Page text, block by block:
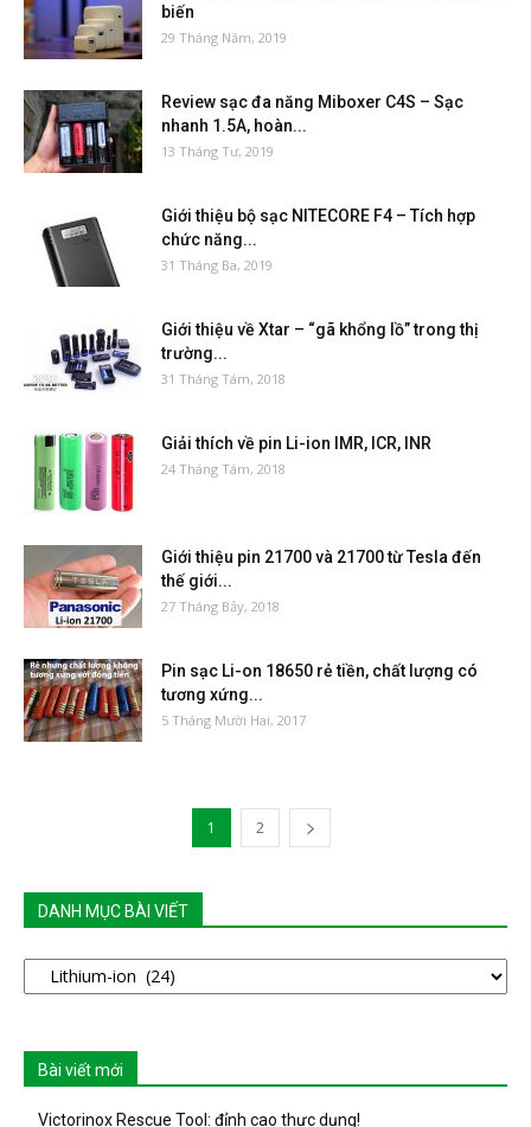
biến
29 Tháng Năm, 2019
Review sạc đa năng Miboxer C4S – Sạc
nhanh 1.5A, hoàn...
13 Tháng Tư, 2019
Giới thiệu bộ sạc NITECORE F4 – Tích hợp
chức năng...
31 Tháng Ba, 2019
Giới thiệu về Xtar – “gã khổng lồ” trong thị
trường...
31 Tháng Tám, 2018
Giải thích về pin Li-ion IMR, ICR, INR
24 Tháng Tám, 2018
Giới thiệu pin 21700 và 21700 từ Tesla đến
thế giới...
27 Tháng Bảy, 2018
Pin sạc Li-on 18650 rẻ tiền, chất lượng có
tương xứng...
5 Tháng Mười Hai, 2017
1 2
DANH MỤC BÀI VIẾT
DANH
MỤC
Bài viết mới
Victorinox Rescue Tool: đỉnh cao thực dụng!